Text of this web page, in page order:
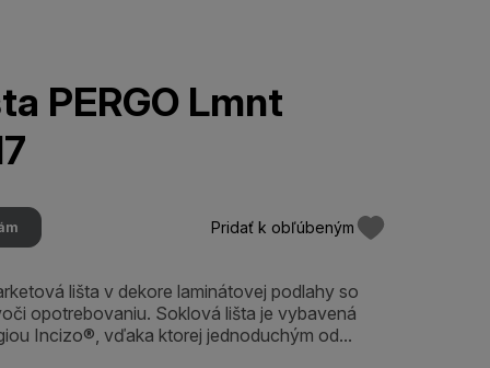
PERGO Lmnt
Pridať k obľúbeným
lišta v dekore laminátovej podlahy so
opotrebovaniu. Soklová lišta je vybavená
Incizo®, vďaka ktorej jednoduchým od...